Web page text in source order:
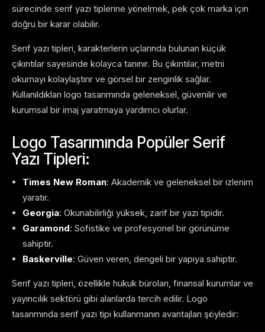
sürecinde serif yazı tiplerine yönelmek, pek çok marka için
doğru bir karar olabilir.
Serif yazı tipleri, karakterlerin uçlarında bulunan küçük
çıkıntılar sayesinde kolayca tanınır. Bu çıkıntılar, metni
okumayı kolaylaştırır ve görsel bir zenginlik sağlar.
Kullanıldıkları logo tasarımında geleneksel, güvenilir ve
kurumsal bir imaj yaratmaya yardımcı olurlar.
Logo Tasarımında Popüler Serif
Yazı Tipleri:
Times New Roman: Akademik ve geleneksel bir izlenim
yaratır.
Georgia: Okunabilirliği yüksek, zarif bir yazı tipidir.
Garamond: Sofistike ve profesyonel bir görünüme
sahiptir.
Baskerville: Güven veren, dengeli bir yapıya sahiptir.
Serif yazı tipleri, özellikle hukuk büroları, finansal kurumlar ve
yayıncılık sektörü gibi alanlarda tercih edilir. Logo
tasarımında serif yazı tipi kullanmanın avantajları şöyledir: